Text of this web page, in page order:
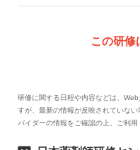
この研修
研修に関する日程や内容などは、
すが、最新の情報が反映されていな
バイダーの情報をご確認の上、ご利